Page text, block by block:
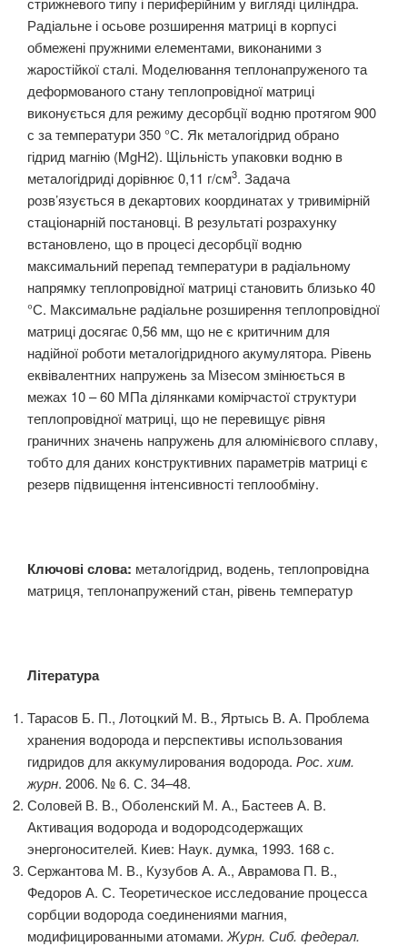
Радіальне і осьове розширення матриці в корпусі
обмежені пружними елементами, виконаними з
жаростійкої сталі. Моделювання теплонапруженого та
деформованого стану теплопровідної матриці
виконується для режиму десорбції водню протягом 900
с за температури 350 °С. Як металогідрид обрано
гідрид магнію (MgH2). Щільність упаковки водню в
металогідриді дорівнює 0,11 г/см3. Задача
розв’язується в декартових координатах у тривимірній
стаціонарній постановці. В результаті розрахунку
встановлено, що в процесі десорбції водню
максимальний перепад температури в радіальному
напрямку теплопровідної матриці становить близько 40
°С. Максимальне радіальне розширення теплопровідної
матриці досягає 0,56 мм, що не є критичним для
надійної роботи металогідридного акумулятора. Рівень
еквівалентних напружень за Мізесом змінюється в
межах 10 – 60 МПа ділянками комірчастої структури
теплопровідної матриці, що не перевищує рівня
граничних значень напружень для алюмінієвого сплаву,
тобто для даних конструктивних параметрів матриці є
резерв підвищення інтенсивності теплообміну.
Ключові слова: металогідрид, водень, теплопровідна
матриця, теплонапружений стан, рівень температур
Література
Тарасов Б. П., Лотоцкий М. В., Яртысь В. А. Проблема
хранения водорода и перспективы использования
гидридов для аккумулирования водорода. Рос. хим.
журн. 2006. № 6. С. 34–48.
Соловей В. В., Оболенский М. А., Бастеев А. В.
Активация водорода и водородсодержащих
энергоносителей. Киев: Наук. думка, 1993. 168 с.
Сержантова М. В., Кузубов А. А., Аврамова П. В.,
Федоров А. С. Теоретическое исследование процесса
сорбции водорода соединениями магния,
модифицированными атомами. Журн. Сиб. федерал.